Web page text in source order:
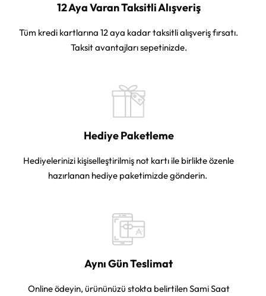
12 Aya Varan Taksitli Alışveriş
Tüm kredi kartlarına 12 aya kadar taksitli alışveriş fırsatı.
Taksit avantajları sepetinizde.
Hediye Paketleme
Hediyelerinizi kişiselleştirilmiş not kartı ile birlikte özenle
hazırlanan hediye paketimizde gönderin.
Aynı Gün Teslimat
Online ödeyin, ürününüzü stokta belirtilen Sami Saat